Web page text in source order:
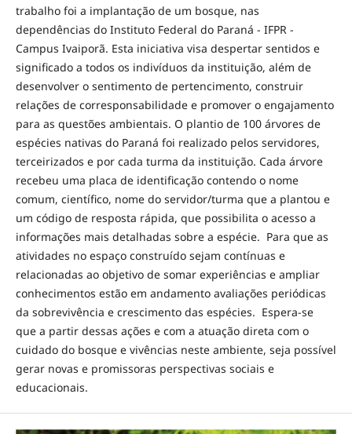
trabalho foi a implantação de um bosque, nas
dependências do Instituto Federal do Paraná - IFPR -
Campus Ivaiporã. Esta iniciativa visa despertar sentidos e
significado a todos os indivíduos da instituição, além de
desenvolver o sentimento de pertencimento, construir
relações de corresponsabilidade e promover o engajamento
para as questões ambientais. O plantio de 100 árvores de
espécies nativas do Paraná foi realizado pelos servidores,
terceirizados e por cada turma da instituição. Cada árvore
recebeu uma placa de identificação contendo o nome
comum, científico, nome do servidor/turma que a plantou e
um código de resposta rápida, que possibilita o acesso a
informações mais detalhadas sobre a espécie. Para que as
atividades no espaço construído sejam contínuas e
relacionadas ao objetivo de somar experiências e ampliar
conhecimentos estão em andamento avaliações periódicas
da sobrevivência e crescimento das espécies. Espera-se
que a partir dessas ações e com a atuação direta com o
cuidado do bosque e vivências neste ambiente, seja possível
gerar novas e promissoras perspectivas sociais e
educacionais.